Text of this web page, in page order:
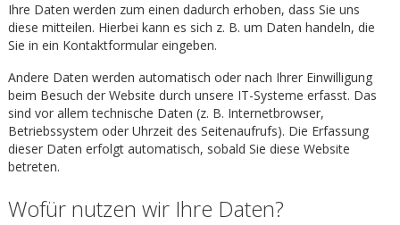
Ihre Daten werden zum einen dadurch erhoben, dass Sie uns
diese mitteilen. Hierbei kann es sich z. B. um Daten handeln, die
Sie in ein Kontaktformular eingeben.
Andere Daten werden automatisch oder nach Ihrer Einwilligung
beim Besuch der Website durch unsere IT-Systeme erfasst. Das
sind vor allem technische Daten (z. B. Internetbrowser,
Betriebssystem oder Uhrzeit des Seitenaufrufs). Die Erfassung
dieser Daten erfolgt automatisch, sobald Sie diese Website
betreten.
Wofür nutzen wir Ihre Daten?